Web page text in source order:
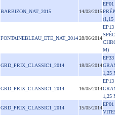
BARBIZON_NAT_2015 14/03/2015
EP01
(1,15
FONTAINEBLEAU_ETE_NAT_201428/06/2014
M)
GRD_PRIX_CLASSIC1_2014 18/05/2014
1,25
GRD_PRIX_CLASSIC1_2014 16/05/2014
1,25
GRD_PRIX_CLASSIC1_2014 15/05/2014